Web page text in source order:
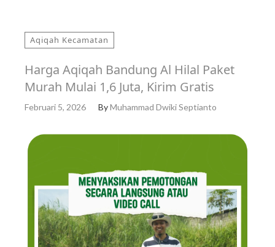
Aqiqah Kecamatan
Harga Aqiqah Bandung Al Hilal Paket
Murah Mulai 1,6 Juta, Kirim Gratis
Februari 5, 2026 ByMuhammad Dwiki Septianto